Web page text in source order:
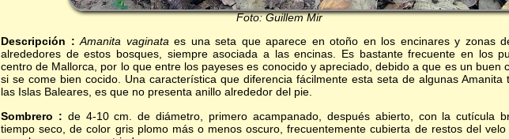
Foto: Guillem Mir
Descripción : Amanita vaginata es una seta que aparece en otoño en los encinares y zonas
alrededores de estos bosques, siempre asociada a las encinas. Es bastante frecuente en los
centro de Mallorca, por lo que entre los payeses es conocido y apreciado, debido a que es un buen
si se come bien cocido. Una característica que diferencia fácilmente esta seta de algunas Amanita
las Islas Baleares, es que no presenta anillo alrededor del pie.
Sombrero : de 4-10 cm. de diámetro, primero acampanado, después abierto, con la cutícula
tiempo seco, de color gris plomo más o menos oscuro, frecuentemente cubierta de restos del velo